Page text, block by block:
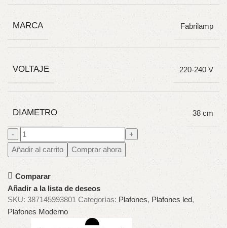
MARCA Fabrilamp
VOLTAJE 220-240 V
DIAMETRO 38 cm
Añadir al carrito Comprar ahora
Comparar
Añadir a la lista de deseos
SKU: 387145993801 Categorías: Plafones, Plafones led,
Plafones Moderno